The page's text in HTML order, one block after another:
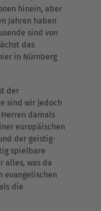
hinein, aber
Jahren haben
sind von
das
in Nürnberg
der
sind wir jedoch
damals
europäischen
der geistig-
spielbare
alles, was da
evangelischen
die